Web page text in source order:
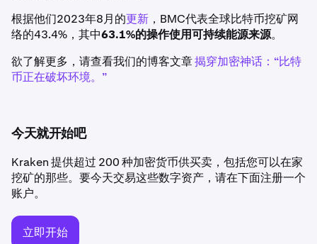
根据他们2023年8月的更新 ，BMC代表全球比特币挖矿网
络的43.4%，其中63.1%的操作使用可持续能源来源。
欲了解更多，请查看我们的博客文章揭穿加密神话：“比特
币正在破坏环境。”
今天就开始吧
Kraken 提供超过 200 种加密货币供买卖，包括您可以在家
挖矿的那些。要今天交易这些数字资产，请在下面注册一个
账户。
立即开始